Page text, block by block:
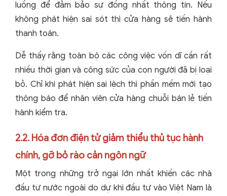
luồng để đảm bảo sự đồng nhất thông tin. Nếu
không phát hiện sai sót thì cửa hàng sẽ tiến hành
thanh toán.
Dễ thấy rằng toàn bộ các công việc vốn dĩ cần rất
nhiều thời gian và công sức của con người đã bị loại
bỏ. Chỉ khi phát hiện sai lệch thì phần mềm mới tạo
thông báo để nhân viên cửa hàng chuỗi bán lẻ tiến
hành kiểm tra.
2.2. Hóa đơn điện tử giảm thiểu thủ tục hành
chính, gỡ bỏ rào cản ngôn ngữ
Một trong những trở ngại lớn nhất khiến các nhà
đầu tư nước ngoài do dự khi đầu tư vào Việt Nam là